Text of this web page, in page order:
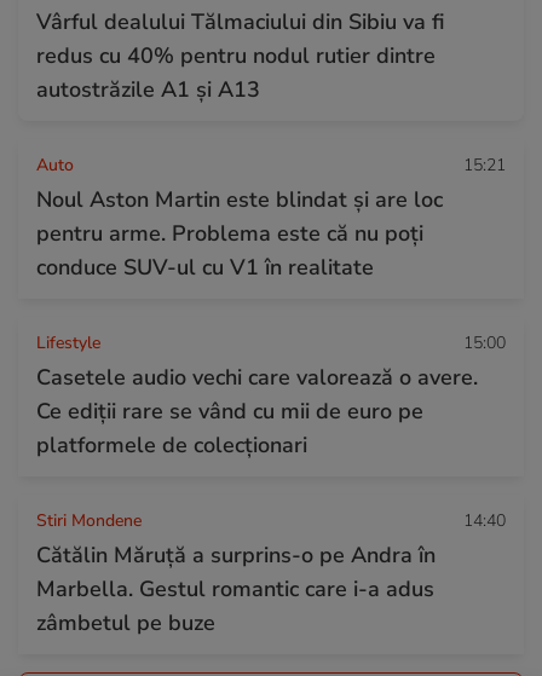
Vârful dealului Tălmaciului din Sibiu va fi
redus cu 40% pentru nodul rutier dintre
autostrăzile A1 și A13
Auto 15:21
Noul Aston Martin este blindat și are loc
pentru arme. Problema este că nu poți
conduce SUV-ul cu V1 în realitate
Lifestyle 15:00
Casetele audio vechi care valorează o avere.
Ce ediții rare se vând cu mii de euro pe
platformele de colecționari
Stiri Mondene 14:40
Cătălin Măruță a surprins-o pe Andra în
Marbella. Gestul romantic care i-a adus
zâmbetul pe buze